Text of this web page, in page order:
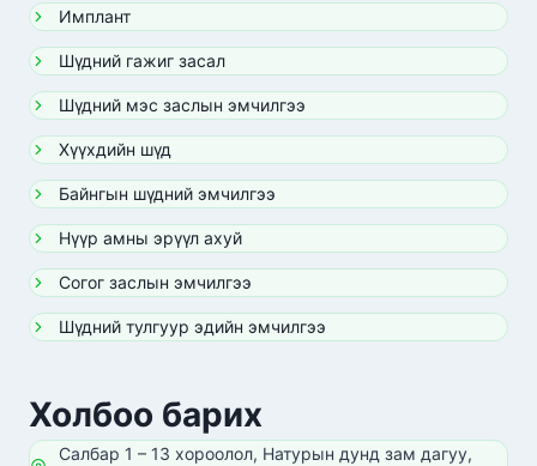
Имплант
Шүдний гажиг засал
Шүдний мэс заслын эмчилгээ
Хүүхдийн шүд
Байнгын шүдний эмчилгээ
Нүүр амны эрүүл ахуй
Согог заслын эмчилгээ
Шүдний тулгуур эдийн эмчилгээ
Холбоо барих
Салбар 1 – 13 хороолол, Натурын дунд зам дагуу,